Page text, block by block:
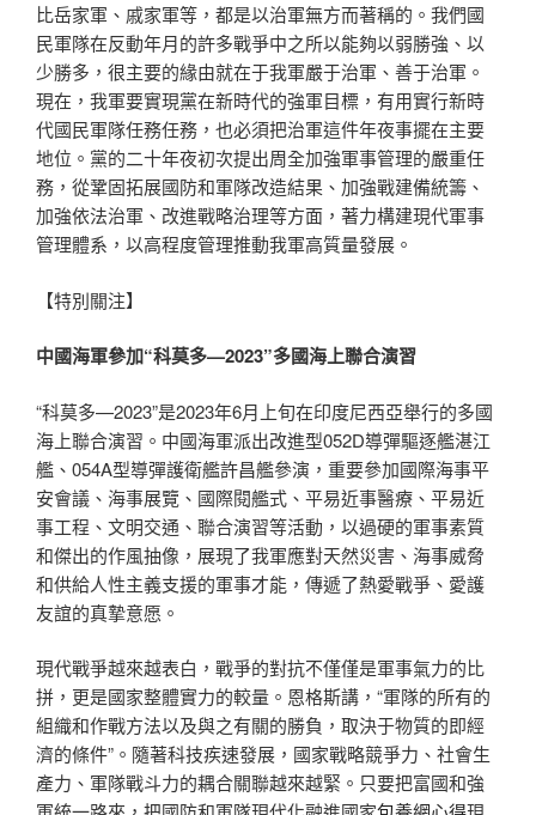
比岳家軍、戚家軍等，都是以治軍無方而著稱的。我們國
民軍隊在反動年月的許多戰爭中之所以能夠以弱勝強、以
少勝多，很主要的緣由就在于我軍嚴于治軍、善于治軍。
現在，我軍要實現黨在新時代的強軍目標，有用實行新時
代國民軍隊任務任務，也必須把治軍這件年夜事擺在主要
地位。黨的二十年夜初次提出周全加強軍事管理的嚴重任
務，從鞏固拓展國防和軍隊改造結果、加強戰建備統籌、
加強依法治軍、改進戰略治理等方面，著力構建現代軍事
管理體系，以高程度管理推動我軍高質量發展。
【特別關注】
中國海軍參加“科莫多—2023”多國海上聯合演習
“科莫多—2023”是2023年6月上旬在印度尼西亞舉行的多國
海上聯合演習。中國海軍派出改進型052D導彈驅逐艦湛江
艦、054A型導彈護衛艦許昌艦參演，重要參加國際海事平
安會議、海事展覽、國際閱艦式、平易近事醫療、平易近
事工程、文明交通、聯合演習等活動，以過硬的軍事素質
和傑出的作風抽像，展現了我軍應對天然災害、海事威脅
和供給人性主義支援的軍事才能，傳遞了熱愛戰爭、愛護
友誼的真摯意愿。
現代戰爭越來越表白，戰爭的對抗不僅僅是軍事氣力的比
拼，更是國家整體實力的較量。恩格斯講，“軍隊的所有的
組織和作戰方法以及與之有關的勝負，取決于物質的即經
濟的條件”。隨著科技疾速發展，國家戰略競爭力、社會生
產力、軍隊戰斗力的耦合關聯越來越緊。只要把富國和強